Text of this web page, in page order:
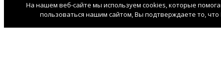
На нашем веб-сайте мы используем cookies, которые
пользоваться нашим сайтом, Вы подтверждаете то,